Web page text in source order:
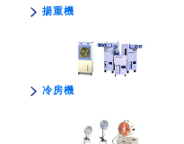
揚重機
冷房機